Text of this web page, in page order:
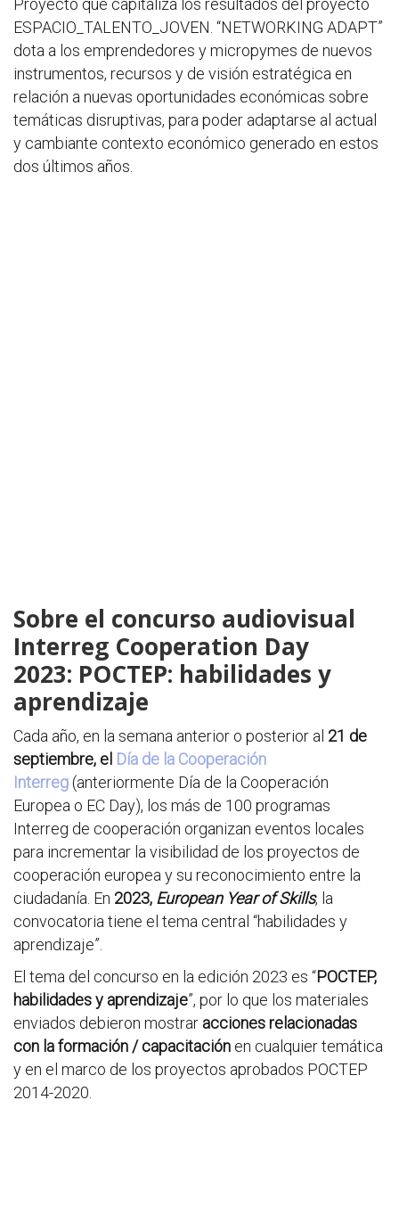
Proyecto que capitaliza los resultados del proyecto
ESPACIO_TALENTO_JOVEN. “NETWORKING ADAPT”
dota a los emprendedores y micropymes de nuevos
instrumentos, recursos y de visión estratégica en
relación a nuevas oportunidades económicas sobre
temáticas disruptivas, para poder adaptarse al actual
y cambiante contexto económico generado en estos
dos últimos años.
Sobre el concurso audiovisual
Interreg Cooperation Day
2023: POCTEP: habilidades y
aprendizaje
Cada año, en la semana anterior o posterior al 21 de
septiembre, el Día de la Cooperación
Interreg(anteriormente Día de la Cooperación
Europea o EC Day), los más de 100 programas
Interreg de cooperación organizan eventos locales
para incrementar la visibilidad de los proyectos de
cooperación europea y su reconocimiento entre la
ciudadanía. En 2023, European Year of Skills, la
convocatoria tiene el tema central “habilidades y
aprendizaje”.
El tema del concurso en la edición 2023 es “POCTEP,
habilidades y aprendizaje”, por lo que los materiales
enviados debieron mostrar acciones relacionadas
con la formación / capacitaciónen cualquier temática
y en el marco de los proyectos aprobados POCTEP
2014-2020.